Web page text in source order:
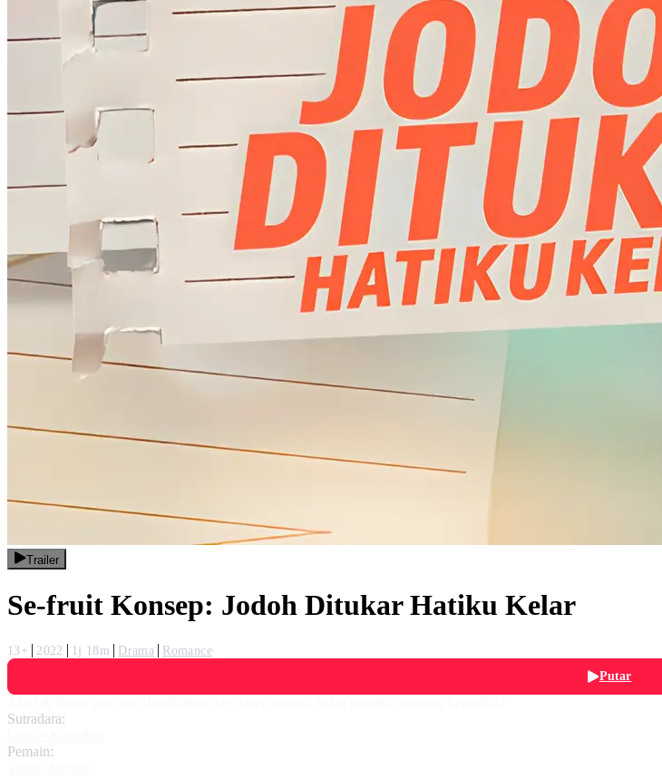
Trailer
Se-fruit Konsep: Jodoh Ditukar Hatiku Kelar
13+ 2022 1j 18m Drama
Romance
Putar
Sutradara:
Pemain: